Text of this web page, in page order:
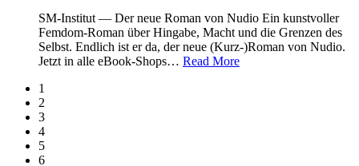
SM-Institut — Der neue Roman von Nudio Ein kunstvoller
Femdom-Roman über Hingabe, Macht und die Grenzen des
Selbst. Endlich ist er da, der neue (Kurz-)Roman von Nudio.
Jetzt in alle eBook-Shops… Read More
1
2
3
4
5
6